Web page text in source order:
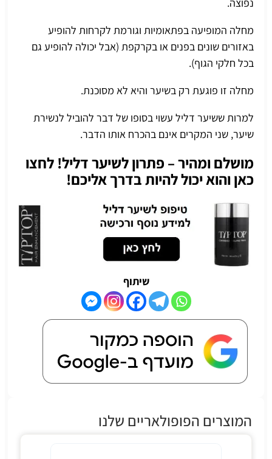
מחלה המופיעה בפתאומיות וגורמת לקרחות להופיע
באזורים שונים בפנים או בקרקפת (אבל יכולה להופיע גם
בכל חלקי הגוף).
מחלה זו פוגעת רק בשיער והיא לא מסוכנת.
למרות ששיער דליל עשוי בסופו של דבר להוביל לנשירת
שיער, שני המקרים אינם בהכרח אותו הדבר.
מושלם ומהיר – פתרון לשיער דליל! לחצו
כאן והוא יכול להיות בדרך אליכם!
שיתוף
המוצרים הפופולאריים שלנו